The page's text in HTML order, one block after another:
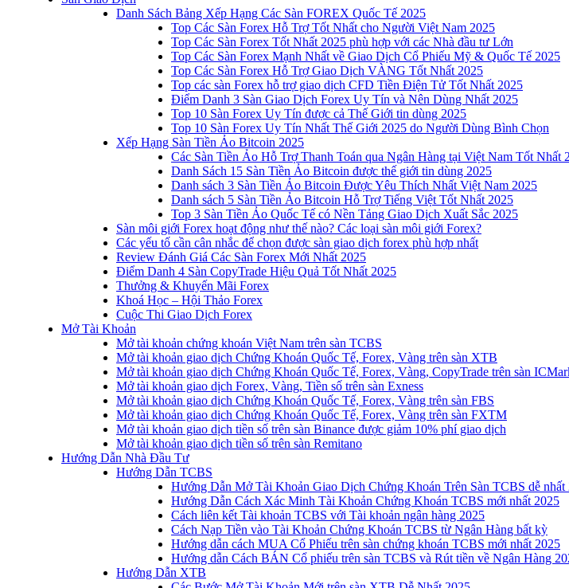
Danh Sách Bảng Xếp Hạng Các Sàn FOREX Quốc Tế 2025
Top Các Sàn Forex Hỗ Trợ Tốt Nhất cho Người Việt Nam 2025
Top Các Sàn Forex Tốt Nhất 2025 phù hợp với các Nhà đầu tư Lớn
Top Các Sàn Forex Mạnh Nhất về Giao Dịch Cổ Phiếu Mỹ & Quốc Tế 2025
Top Các Sàn Forex Hỗ Trợ Giao Dịch VÀNG Tốt Nhất 2025
Top các sàn Forex hỗ trợ giao dịch CFD Tiền Điện Tử Tốt Nhất 2025
Điểm Danh 3 Sàn Giao Dịch Forex Uy Tín và Nên Dùng Nhất 2025
Top 10 Sàn Forex Uy Tín được cả Thế Giới tin dùng 2025
Top 10 Sàn Forex Uy Tín Nhất Thế Giới 2025 do Người Dùng Bình Chọn
Xếp Hạng Sàn Tiền Ảo Bitcoin 2025
Các Sàn Tiền Ảo Hỗ Trợ Thanh Toán qua Ngân Hàng tại Việt Nam Tốt Nhất
Danh Sách 15 Sàn Tiền Ảo Bitcoin được thế giới tin dùng 2025
Danh sách 3 Sàn Tiền Ảo Bitcoin Được Yêu Thích Nhất Việt Nam 2025
Danh sách 5 Sàn Tiền Ảo Bitcoin Hỗ Trợ Tiếng Việt Tốt Nhất 2025
Top 3 Sàn Tiền Ảo Quốc Tế có Nền Tảng Giao Dịch Xuất Sắc 2025
Sàn môi giới Forex hoạt động như thế nào? Các loại sàn môi giới Forex?
Các yếu tố cần cân nhắc để chọn được sàn giao dịch forex phù hợp nhất
Review Đánh Giá Các Sàn Forex Mới Nhất 2025
Điểm Danh 4 Sàn CopyTrade Hiệu Quả Tốt Nhất 2025
Thưởng & Khuyến Mãi Forex
Khoá Học – Hội Thảo Forex
Cuộc Thi Giao Dịch Forex
Mở Tài Khoản
Mở tài khoản chứng khoán Việt Nam trên sàn TCBS
Mở tài khoản giao dịch Chứng Khoán Quốc Tế, Forex, Vàng trên sàn XTB
Mở tài khoản giao dịch Chứng Khoán Quốc Tế, Forex, Vàng, CopyTrade trên sàn
Mở tài khoản giao dịch Forex, Vàng, Tiền số trên sàn Exness
Mở tài khoản giao dịch Chứng Khoán Quốc Tế, Forex, Vàng trên sàn FBS
Mở tài khoản giao dịch Chứng Khoán Quốc Tế, Forex, Vàng trên sàn FXTM
Mở tài khoản giao dịch tiền số trên sàn Binance được giảm 10% phí giao dịch
Mở tài khoản giao dịch tiền số trên sàn Remitano
Hướng Dẫn Nhà Đầu Tư
Hướng Dẫn TCBS
Hướng Dẫn Mở Tài Khoản Giao Dịch Chứng Khoán Trên Sàn TCBS dễ nhất
Hướng Dẫn Cách Xác Minh Tài Khoản Chứng Khoán TCBS mới nhất 2025
Cách liên kết Tài khoản TCBS với Tài khoản ngân hàng 2025
Cách Nạp Tiền vào Tài Khoản Chứng Khoán TCBS từ Ngân Hàng bất kỳ
Hướng dẫn cách MUA Cổ Phiếu trên sàn chứng khoán TCBS mới nhất 2025
Hướng dẫn Cách BÁN Cổ phiếu trên sàn TCBS và Rút tiền về Ngân Hàng
Hướng Dẫn XTB